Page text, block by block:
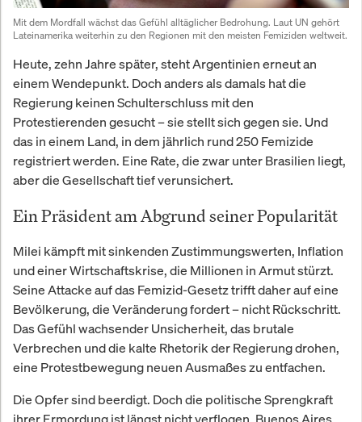
Mit dem Mordfall wächst das Gefühl alltäglicher Bedrohung. Laut UN gehört
Lateinamerika weiterhin zu den Regionen mit den meisten Femiziden weltweit.
Heute, zehn Jahre später, steht Argentinien erneut an
einem Wendepunkt. Doch anders als damals hat die
Regierung keinen Schulterschluss mit den
Protestierenden gesucht – sie stellt sich gegen sie. Und
das in einem Land, in dem jährlich rund 250 Femizide
registriert werden. Eine Rate, die zwar unter Brasilien liegt,
aber die Gesellschaft tief verunsichert.
Ein Präsident am Abgrund seiner Popularität
Milei kämpft mit sinkenden Zustimmungswerten, Inflation
und einer Wirtschaftskrise, die Millionen in Armut stürzt.
Seine Attacke auf das Femizid-Gesetz trifft daher auf eine
Bevölkerung, die Veränderung fordert – nicht Rückschritt.
Das Gefühl wachsender Unsicherheit, das brutale
Verbrechen und die kalte Rhetorik der Regierung drohen,
eine Protestbewegung neuen Ausmaßes zu entfachen.
Die Opfer sind beerdigt. Doch die politische Sprengkraft